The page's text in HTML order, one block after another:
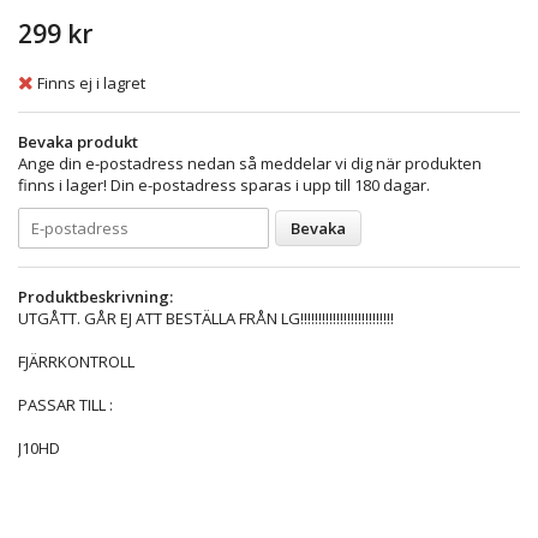
299 kr
Finns ej i lagret
Bevaka produkt
Ange din e-postadress nedan så meddelar vi dig när produkten
finns i lager! Din e-postadress sparas i upp till 180 dagar.
Bevaka
Produktbeskrivning:
UTGÅTT. GÅR EJ ATT BESTÄLLA FRÅN LG!!!!!!!!!!!!!!!!!!!!!!!!!!
FJÄRRKONTROLL
PASSAR TILL :
J10HD